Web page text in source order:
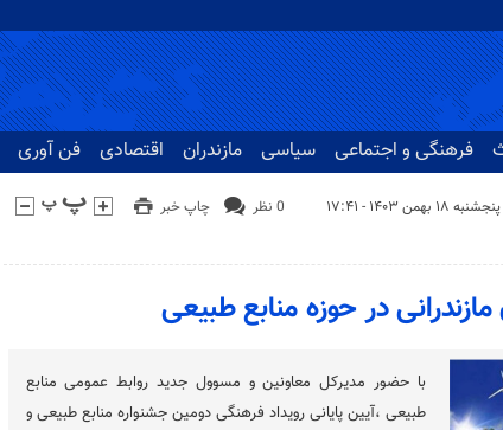
فرهنگی و اجتماعی سیاسی مازندران اقتصادی فن آوری
۱۴۰۳ - ۱۷:۴۱ چاپ خبر
0 نظر
مازندرانی در حوزه منابع طبیعی
با حضور مدیرکل معاونین و مسوول جدید روابط عمومی منابع
طبیعی ،آیین پایانی رویداد فرهنگی دومین جشنواره منابع طبیعی و